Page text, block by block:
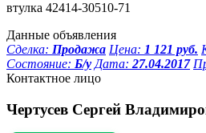
втулка 42414-30510-71
Данные объявления
Сделка: Продажа Цена: 1 121 руб.
Состояние: Б/у Дата:27.04.2017
Контактное лицо
Чертусев Сергей